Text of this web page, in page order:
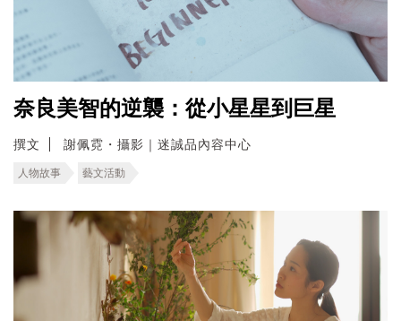
奈良美智的逆襲：從小星星到巨星
撰文 謝佩霓・攝影｜迷誠品內容中心
人物故事 藝文活動